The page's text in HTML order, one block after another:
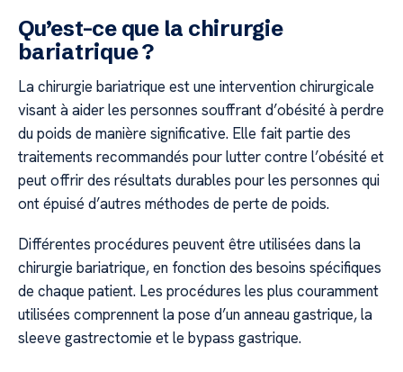
Qu’est-ce que la chirurgie
bariatrique ?
La chirurgie bariatrique est une intervention chirurgicale
visant à aider les personnes souffrant d’obésité à perdre
du poids de manière significative. Elle fait partie des
traitements recommandés pour lutter contre l’obésité et
peut offrir des résultats durables pour les personnes qui
ont épuisé d’autres méthodes de perte de poids.
Différentes procédures peuvent être utilisées dans la
chirurgie bariatrique, en fonction des besoins spécifiques
de chaque patient. Les procédures les plus couramment
utilisées comprennent la pose d’un anneau gastrique, la
sleeve gastrectomie et le bypass gastrique.